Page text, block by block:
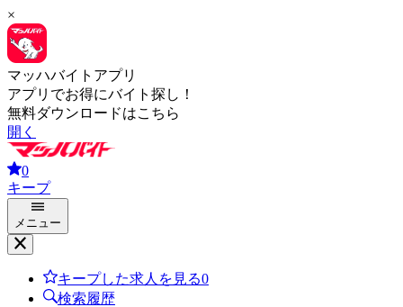
×
マッハバイトアプリ
アプリでお得にバイト探し！
無料ダウンロードはこちら
開く
0
キープ
メニュー
キープした求人を見る0
検索履歴